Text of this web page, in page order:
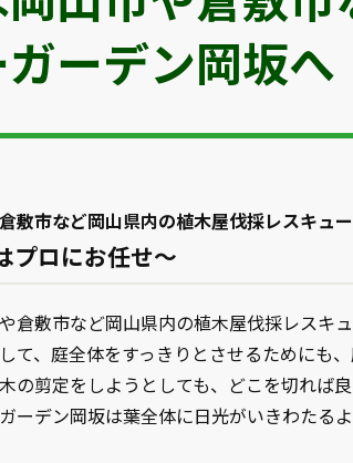
ーデン岡坂
敷市など岡山県内の植木屋伐採レスキュ
プロにお任せ～
倉敷市など岡山県内の植木屋伐採レスキ
て、庭全体をすっきりとさせるためにも、
の剪定をしようとしても、どこを切れば良
ーデン岡坂は葉全体に日光がいきわたる